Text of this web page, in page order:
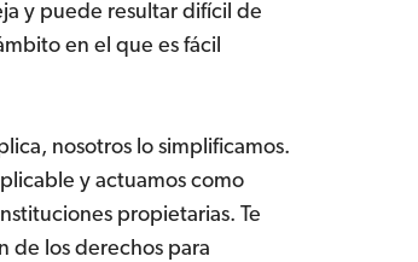
y puede resultar difícil de
en el que es fácil
nosotros lo simplificamos.
y actuamos como
propietarias. Te
de los derechos para